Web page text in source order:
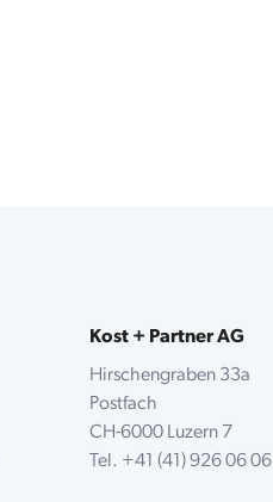
Kost + Partner AG
Hirschengraben 33a
Postfach
CH-6000 Luzern 7
Tel. +41 (41) 926 06 06